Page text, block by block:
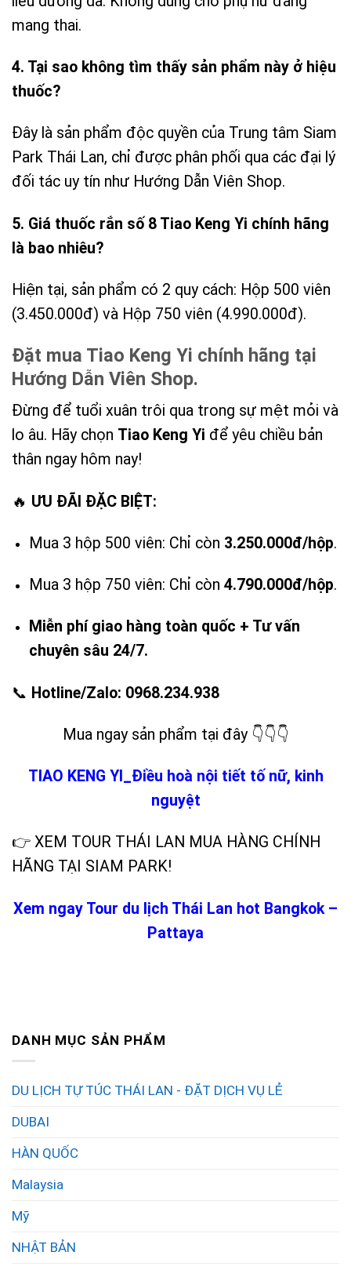
mang thai.
4. Tại sao không tìm thấy sản phẩm này ở hiệu
thuốc?
Đây là sản phẩm độc quyền của Trung tâm Siam
Park Thái Lan, chỉ được phân phối qua các đại lý
đối tác uy tín như Hướng Dẫn Viên Shop.
5. Giá thuốc rắn số 8 Tiao Keng Yi chính hãng
là bao nhiêu?
Hiện tại, sản phẩm có 2 quy cách: Hộp 500 viên
(3.450.000đ) và Hộp 750 viên (4.990.000đ).
Đặt mua Tiao Keng Yi chính hãng tại
Hướng Dẫn Viên Shop.
Đừng để tuổi xuân trôi qua trong sự mệt mỏi và
lo âu. Hãy chọn Tiao Keng Yi để yêu chiều bản
thân ngay hôm nay!
🔥 ƯU ĐÃI ĐẶC BIỆT:
Mua 3 hộp 500 viên: Chỉ còn 3.250.000đ/hộp.
Mua 3 hộp 750 viên: Chỉ còn4.790.000đ/hộp.
Miễn phí giao hàng toàn quốc + Tư vấn
chuyên sâu 24/7.
📞 Hotline/Zalo: 0968.234.938
Mua ngay sản phẩm tại đây 👇👇👇
TIAO KENG YI_Điều hoà nội tiết tố nữ, kinh
nguyệt
👉 XEM TOUR THÁI LAN MUA HÀNG CHÍNH
HÃNG TẠI SIAM PARK!
Xem ngay Tour du lịch Thái Lan hot Bangkok –
Pattaya
DANH MỤC SẢN PHẨM
DU LỊCH TỰ TÚC THÁI LAN - ĐẶT DỊCH VỤ LẺ
DUBAI
HÀN QUỐC
Malaysia
Mỹ
NHẬT BẢN